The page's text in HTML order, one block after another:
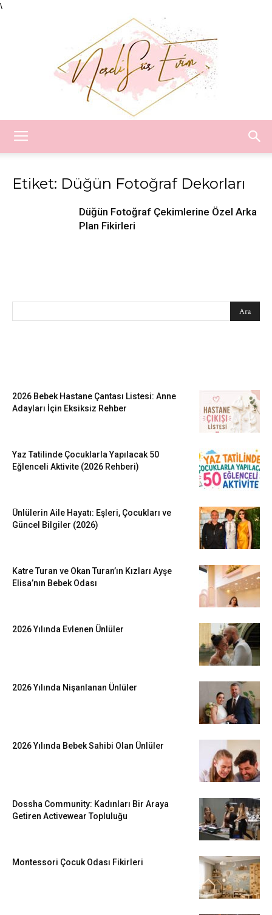
\
Etiket: Düğün Fotoğraf Dekorları
Düğün Fotoğraf Çekimlerine Özel Arka
Plan Fikirleri
2026 Bebek Hastane Çantası Listesi: Anne
Adayları İçin Eksiksiz Rehber
Yaz Tatilinde Çocuklarla Yapılacak 50
Eğlenceli Aktivite (2026 Rehberi)
Ünlülerin Aile Hayatı: Eşleri, Çocukları ve
Güncel Bilgiler (2026)
Katre Turan ve Okan Turan’ın Kızları Ayşe
Elisa’nın Bebek Odası
2026 Yılında Evlenen Ünlüler
2026 Yılında Nişanlanan Ünlüler
2026 Yılında Bebek Sahibi Olan Ünlüler
Dossha Community: Kadınları Bir Araya
Getiren Activewear Topluluğu
Montessori Çocuk Odası Fikirleri